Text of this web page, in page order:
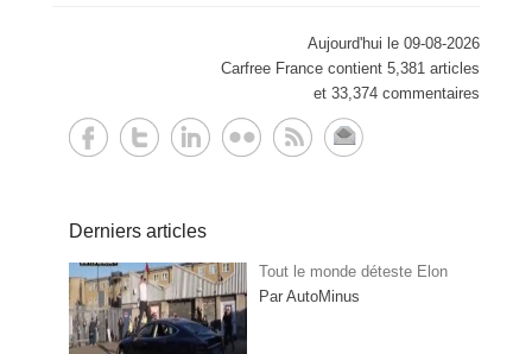
Aujourd'hui le 09-08-2026
Carfree France contient 5,381 articles
et 33,374 commentaires
Derniers articles
Tout le monde déteste Elon
Par AutoMinus